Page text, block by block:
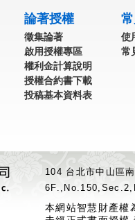
論著授權
徵集論著
啟用授權專區
權利金計算說明
授權合約書下載
投稿基本資料表
使
常
104 台北市中山區
本網站智慧財產權